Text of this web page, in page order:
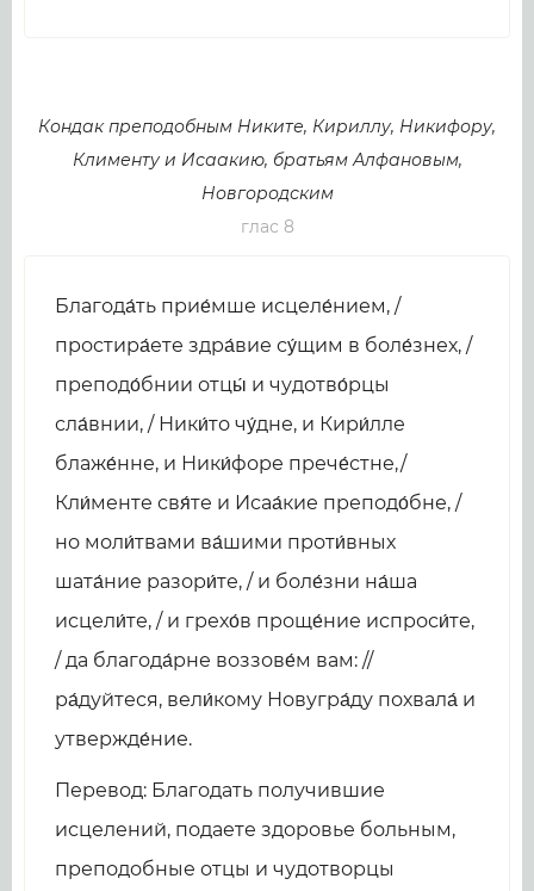
Кондак преподобным Никите, Кириллу, Никифору,
Клименту и Исаакию, братьям Алфановым,
Новгородским
глас 8
Благода́ть прие́мше исцеле́нием, /
простира́ете здра́вие су́щим в боле́знех, /
преподо́бнии отцы́ и чудотво́рцы
сла́внии, / Ники́то чу́дне, и Кири́лле
блаже́нне, и Ники́форе прече́стне,/
Кли́менте свя́те и Исаа́кие преподо́бне, /
но моли́твами ва́шими проти́вных
шата́ние разори́те, / и боле́зни на́ша
исцели́те, / и грехо́в проще́ние испроси́те,
/ да благода́рне воззове́м вам: //
ра́дуйтеся, вели́кому Новугра́ду похвала́ и
утвержде́ние.
Перевод: Благодать получившие
исцелений, подаете здоровье больным,
преподобные отцы и чудотворцы